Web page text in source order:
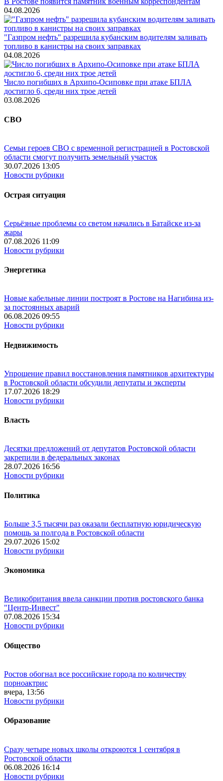
04.08.2026
"Газпром нефть" разрешила кубанским водителям заливать
топливо в канистры на своих заправках
04.08.2026
Число погибших в Архипо-Осиповке при атаке БПЛА
достигло 6, среди них трое детей
03.08.2026
СВО
Семьи героев СВО с временной регистрацией в Ростовской
области смогут получить земельный участок
30.07.2026 13:05
Новости рубрики
Острая ситуация
Серьёзные проблемы со светом начались в Батайске из-за
жары
07.08.2026 11:09
Новости рубрики
Энергетика
Новые кабельные линии построят в Ростове на Нагибина из-
за постоянных аварий
06.08.2026 09:55
Новости рубрики
Недвижимость
Упрощение правил восстановления памятников архитектуры
в Ростовской области обсудили депутаты и эксперты
17.07.2026 18:29
Новости рубрики
Власть
Десятки предложений от депутатов Ростовской области
закрепили в федеральных законах
28.07.2026 16:56
Новости рубрики
Политика
Больше 3,5 тысячи раз оказали бесплатную юридическую
помощь за полгода в Ростовской области
29.07.2026 15:02
Новости рубрики
Экономика
Великобритания ввела санкции против ростовского банка
"Центр-Инвест"
07.08.2026 15:34
Новости рубрики
Общество
Ростов обогнал все российские города по количеству
порноактрис
вчера, 13:56
Новости рубрики
Образование
Сразу четыре новых школы откроются 1 сентября в
Ростовской области
06.08.2026 16:14
Новости рубрики